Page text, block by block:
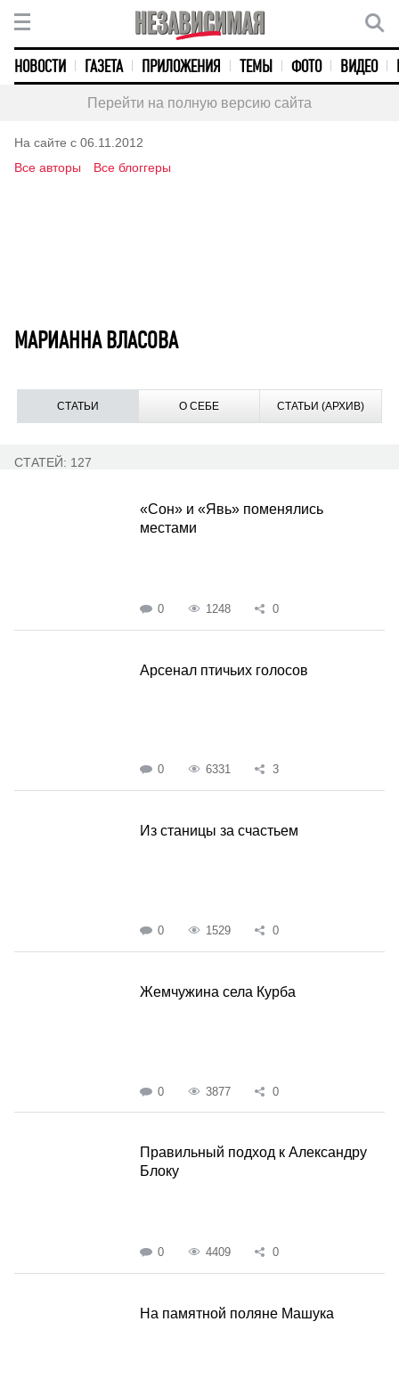
НОВОСТИ ГАЗЕТА ПРИЛОЖЕНИЯ ТЕМЫ ФОТО ВИДЕО
Перейти на полную версию сайта
На сайте с 06.11.2012
Все авторы
Все блоггеры
МАРИАННА ВЛАСОВА
СТАТЬИ О СЕБЕ СТАТЬИ (АРХИВ)
СТАТЕЙ: 127
«Сон» и «Явь» поменялись
местами
0 1248 0
Арсенал птичьих голосов
0 6331 3
Из станицы за счастьем
0 1529 0
Жемчужина села Курба
0 3877 0
Правильный подход к Александру
Блоку
0 4409 0
На памятной поляне Машука